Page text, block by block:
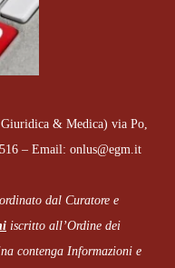
& Medica) via Po,
– Email: onlus@egm.it
dal Curatore e
iscritto all’Ordine dei
contenga Informazioni e